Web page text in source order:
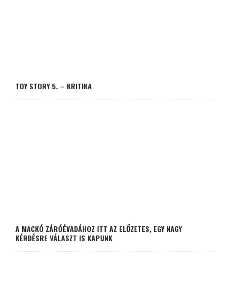
TOY STORY 5. – KRITIKA
A MACKÓ ZÁRÓÉVADÁHOZ ITT AZ ELŐZETES, EGY NAGY
KÉRDÉSRE VÁLASZT IS KAPUNK